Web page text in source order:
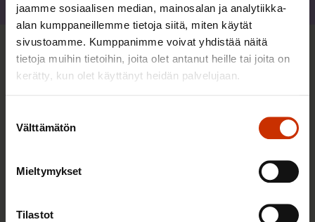
jaamme sosiaalisen median, mainosalan ja analytiikka-
alan kumppaneillemme tietoja siitä, miten käytät
sivustoamme. Kumppanimme voivat yhdistää näitä
tietoja muihin tietoihin, joita olet antanut heille tai joita on
kerätty, kun olet käyttänyt heidän palvelujaan.
valinta
Välttämätön
Mieltymykset
Tilastot
Jaa
Sinua saattaa myös kiinnostaa